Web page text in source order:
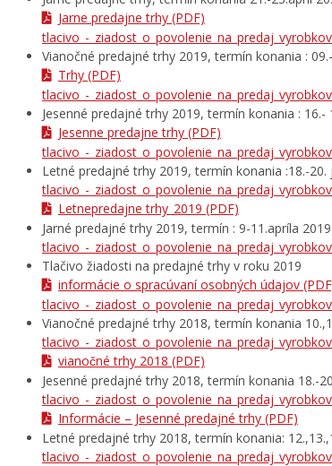
Jarne predajne trhy (PDF)
tlacivo_-
Vianočné predajné trhy 2019, termín konania :
Trhy (PDF)
tlacivo_-
Jesenné predajné trhy 2019, termín konania : 16.-
Jesenne predajne trhy (PDF)
tlacivo_-
Letné predajné trhy 2019, termín konania :18.-20.
tlacivo_-
Letnepredajne trhy_2019 (PDF)
Jarné predajné trhy 2019, termín : 9-11.apríla 2019
tlacivo_-
Tlačivo žiadosti na predajné trhy v roku 2019
informácie o spracúvaní osobných údajov
tlacivo_-
Vianočné predajné trhy 2018, termín konania
tlacivo_-
vianočné trhy 2018 (PDF)
Jesenné predajné trhy 2018, termín konania 18.-
tlacivo_-
Informácie – Jesenné predajné trhy (PDF)
Letné predajné trhy 2018, termín konania:
tlacivo_-